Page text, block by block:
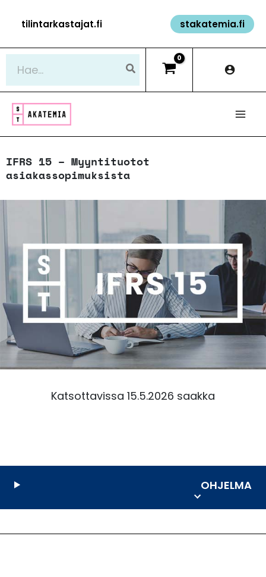
sisältöön
tilintarkastajat.fi stakatemia.fi
IFRS 15 – Myyntituotot
asiakassopimuksista
Katsottavissa 15.5.2026 saakka
OHJELMA